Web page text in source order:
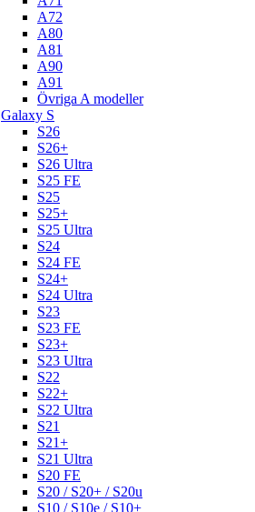
A72
A80
A81
A90
A91
Övriga A modeller
Galaxy S
S26
S26+
S26 Ultra
S25 FE
S25
S25+
S25 Ultra
S24
S24 FE
S24+
S24 Ultra
S23
S23 FE
S23+
S23 Ultra
S22
S22+
S22 Ultra
S21
S21+
S21 Ultra
S20 FE
S20 / S20+ / S20u
S10 / S10e / S10+